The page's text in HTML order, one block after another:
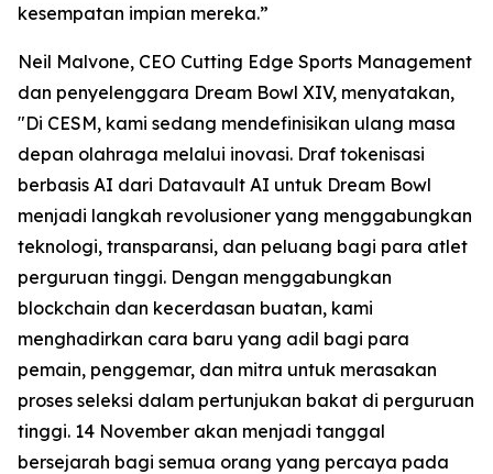
kesempatan impian mereka.”
Neil Malvone, CEO Cutting Edge Sports Management
dan penyelenggara Dream Bowl XIV, menyatakan,
"Di CESM, kami sedang mendefinisikan ulang masa
depan olahraga melalui inovasi. Draf tokenisasi
berbasis AI dari Datavault AI untuk Dream Bowl
menjadi langkah revolusioner yang menggabungkan
teknologi, transparansi, dan peluang bagi para atlet
perguruan tinggi. Dengan menggabungkan
blockchain dan kecerdasan buatan, kami
menghadirkan cara baru yang adil bagi para
pemain, penggemar, dan mitra untuk merasakan
proses seleksi dalam pertunjukan bakat di perguruan
tinggi. 14 November akan menjadi tanggal
bersejarah bagi semua orang yang percaya pada